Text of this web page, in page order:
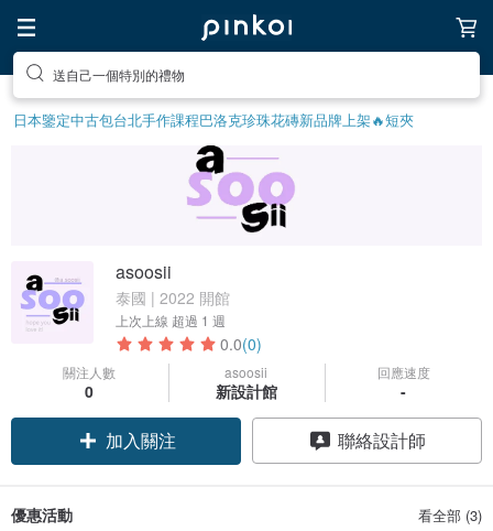
送自己一個特別的禮物
日本鑒定中古包台北手作課程巴洛克珍珠花磚新品牌上架🔥短夾
asoosii
泰國 | 2022 開館
上次上線 超過 1 週
0.0(0)
關注人數
0
asoosii
新設計館
回應速度
-
加入關注 聯絡設計師
優惠活動 看全部 (3)